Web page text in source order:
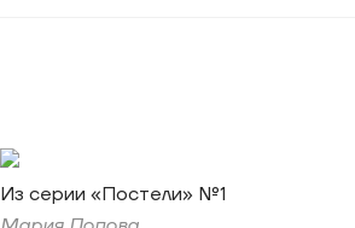
Из серии «Постели» №1